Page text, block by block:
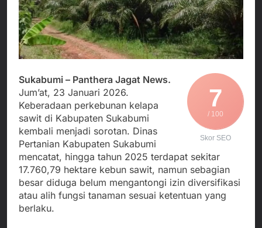
Cegah Stunting
Berangkatkan Empat
Korban Kebakaran KMP
Mutiara Sentosa 2 ke
Posko Pusat Tg. Perak
Surabaya
Agustus 5, 2026
SMA Negeri Nyalindung
Sukabumi Diduga
Lakukan Pungutan
melalui Komite Sekolah,
Disorot karena Dinilai
Bertentangan dengan
Edaran Disdik Jabar
Agustus 4, 2026
Ketua Umum FSP
Bantah Isu Mogok
Nasional TKBM: “Belum
Ada Keputusan Resmi”
Agustus 3, 2026
Menjalin Harmoni di
Tanah Sukaresmi: Kala
Mina Padi, P2L, dan
Gotong Royong
Menggerakkan Ekonomi
Desa
Agustus 3, 2026
7
/ 100
Skor SEO
Sukabumi – Panthera Jagat News.
Jum’at, 23 Januari 2026.
Keberadaan perkebunan kelapa
sawit di Kabupaten Sukabumi
kembali menjadi sorotan. Dinas
Pertanian Kabupaten Sukabumi
mencatat, hingga tahun 2025 terdapat sekitar
17.760,79 hektare kebun sawit, namun sebagian
besar diduga belum mengantongi izin diversifikasi
atau alih fungsi tanaman sesuai ketentuan yang
berlaku.